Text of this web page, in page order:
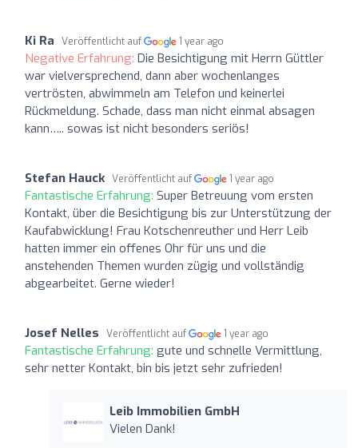
Ki Ra Veröffentlicht auf 1 year ago
Negative Erfahrung: Die Besichtigung mit Herrn Güttler
war vielversprechend, dann aber wochenlanges
vertrösten, abwimmeln am Telefon und keinerlei
Rückmeldung. Schade, dass man nicht einmal absagen
kann….. sowas ist nicht besonders seriös!
Stefan Hauck Veröffentlicht auf 1 year ago
Fantastische Erfahrung: Super Betreuung vom ersten
Kontakt, über die Besichtigung bis zur Unterstützung der
Kaufabwicklung! Frau Kotschenreuther und Herr Leib
hatten immer ein offenes Ohr für uns und die
anstehenden Themen wurden zügig und vollständig
abgearbeitet. Gerne wieder!
Josef Nelles Veröffentlicht auf 1 year ago
Fantastische Erfahrung: gute und schnelle Vermittlung,
sehr netter Kontakt, bin bis jetzt sehr zufrieden!
Leib Immobilien GmbH
Vielen Dank!